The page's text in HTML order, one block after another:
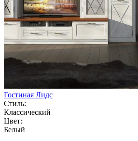
Гостиная Лидс
Стиль:
Классический
Цвет:
Белый